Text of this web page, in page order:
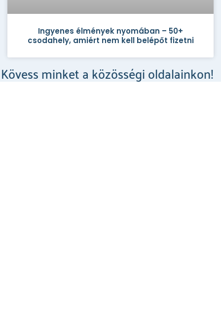
Ingyenes élmények nyomában – 50+
csodahely, amiért nem kell belépőt fizetni
Kövess minket a közösségi oldalainkon!